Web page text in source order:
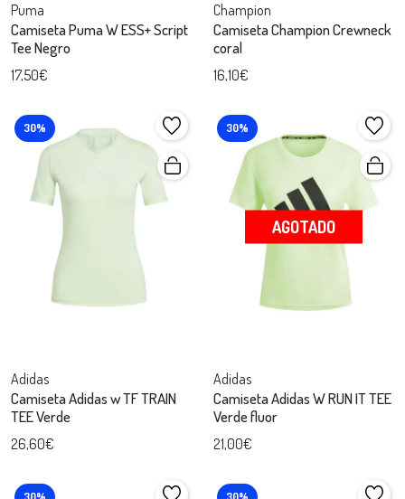
Puma
Camiseta Puma W ESS+ Script
Tee Negro
17,50€
Champion
Camiseta Champion Crewneck
coral
16,10€
30%
Adidas
Camiseta Adidas w TF TRAIN
TEE Verde
26,60€
30%
AGOTADO
Adidas
Camiseta Adidas W RUN IT TEE
Verde fluor
21,00€